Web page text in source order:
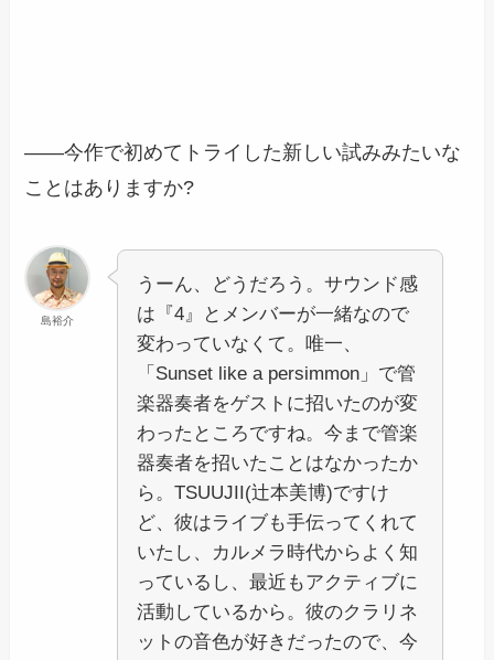
――今作で初めてトライした新しい試みみたいな
ことはありますか?
島裕介
うーん、どうだろう。サウンド感
は『4』とメンバーが一緒なので
変わっていなくて。唯一、
「Sunset like a persimmon」で管
楽器奏者をゲストに招いたのが変
わったところですね。今まで管楽
器奏者を招いたことはなかったか
ら。TSUUJII(辻本美博)ですけ
ど、彼はライブも手伝ってくれて
いたし、カルメラ時代からよく知
っているし、最近もアクティブに
活動しているから。彼のクラリネ
ットの音色が好きだったので、今